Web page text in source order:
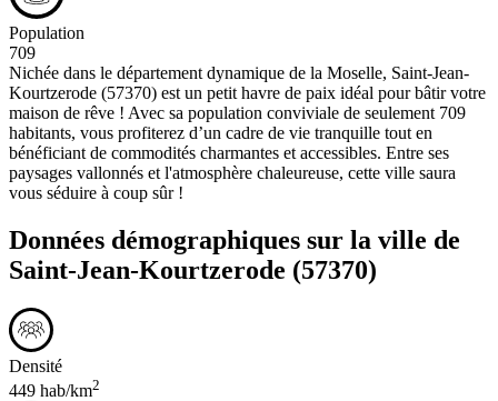
Population
709
Nichée dans le département dynamique de la Moselle, Saint-Jean-
Kourtzerode (57370) est un petit havre de paix idéal pour bâtir votre
maison de rêve ! Avec sa population conviviale de seulement 709
habitants, vous profiterez d’un cadre de vie tranquille tout en
bénéficiant de commodités charmantes et accessibles. Entre ses
paysages vallonnés et l'atmosphère chaleureuse, cette ville saura
vous séduire à coup sûr !
Données démographiques sur la ville de
Saint-Jean-Kourtzerode (57370)
Densité
449 hab/km2